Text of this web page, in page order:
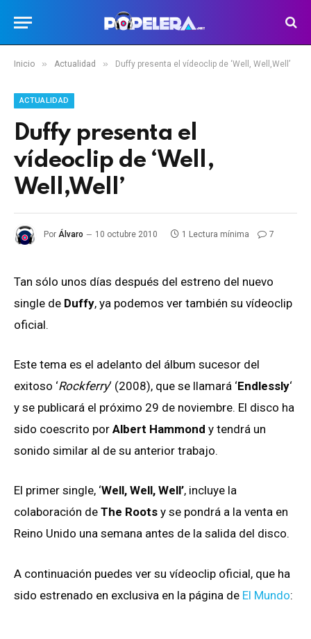
Inicio » Actualidad » Duffy presenta el vídeoclip de ‘Well, Well,Well’
ACTUALIDAD
Duffy presenta el
vídeoclip de ‘Well,
Well,Well’
Por Álvaro 10 octubre 2010 1 Lectura mínima 7
Tan sólo unos días después del estreno del nuevo
single de Duffy, ya podemos ver también su vídeoclip
oficial.
Este tema es el adelanto del álbum sucesor del
exitoso ‘Rockferry‘ (2008), que se llamará ‘Endlessly‘
y se publicará el próximo 29 de noviembre. El disco ha
sido coescrito por Albert Hammond y tendrá un
sonido similar al de su anterior trabajo.
El primer single, ‘Well, Well, Well’, incluye la
colaboración de The Roots y se pondrá a la venta en
Reino Unido una semana antes de la salida del disco.
A continuación puedes ver su vídeoclip oficial, que ha
sido estrenado en exclusiva en la página de El Mundo: